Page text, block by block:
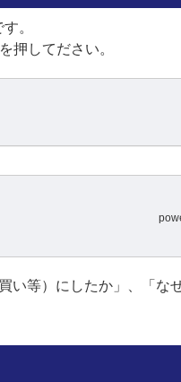
。
押してださい。
等）にしたか」、「な